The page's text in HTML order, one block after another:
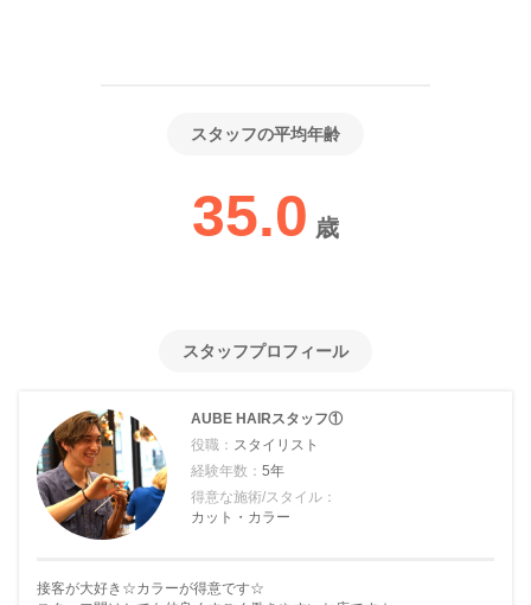
スタッフの平均年齢
35.0 歳
スタッフプロフィール
AUBE HAIRスタッフ①
役職： スタイリスト
経験年数： 5年
得意な施術/スタイル：
カット・カラー
接客が大好き☆カラーが得意です☆